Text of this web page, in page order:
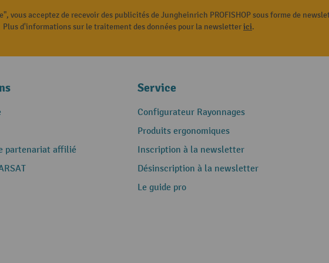
vous acceptez de recevoir des publicités de Jungheinrich PROFISHOP sous forme de
Plus d'informations sur le traitement des données pour la newsletterici.
partenariat affilié
Service
Configurateur Rayonnages
Produits ergonomiques
Inscription à la newsletter
Désinscription à la newsletter
Le guide pro